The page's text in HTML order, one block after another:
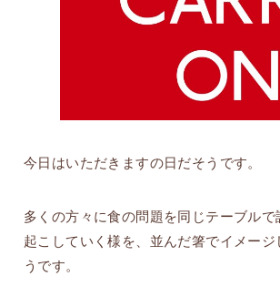
今日はいただきますの日だそうです。
多くの方々に食の問題を同じテーブル
起こしていく様を、並んだ箸でイメー
うです。